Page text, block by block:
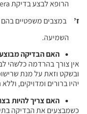
הרופא לבצע בדיקת bera לשלילת נזק גם לעצב השמיעה.
ז’ במצבים משפטיים בהם
השמיעה.
האם הבדיקה
אין צורך בהרדמה כלשהי
ובשקט וזאת על מנת
יהיו ברורים ומדויקים,
האם צריך להיות
כשמבצעים את הבדיקה